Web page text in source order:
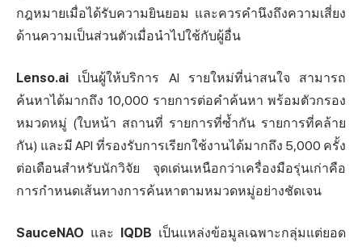
กฎหมายเมื่อได้รับความยินยอม และควรคำนึงถึงความเสี่ยง
ด้านความเป็นส่วนตัวเมื่อนำไปใช้กับผู้อื่น
Lenso.ai เป็นผู้ให้บริการ AI รายใหม่ที่น่าสนใจ สามารถ
ค้นหาได้มากถึง 10,000 รายการต่อคำค้นหา พร้อมตัวกรอง
หมวดหมู่ (ใบหน้า สถานที่ รายการที่ซ้ำกัน รายการที่คล้าย
กัน) และมี API ที่รองรับการเรียกใช้งานได้มากถึง 5,000 ครั้ง
ต่อเดือนสำหรับนักวิจัย จุดเด่นเหนือกว่าเครื่องมือรุ่นเก่าคือ
การกำหนดเส้นทางการค้นหาตามหมวดหมู่อย่างชัดเจน
SauceNAO และ IQDB เป็นแหล่งข้อมูลเฉพาะกลุ่มแต่ยอด